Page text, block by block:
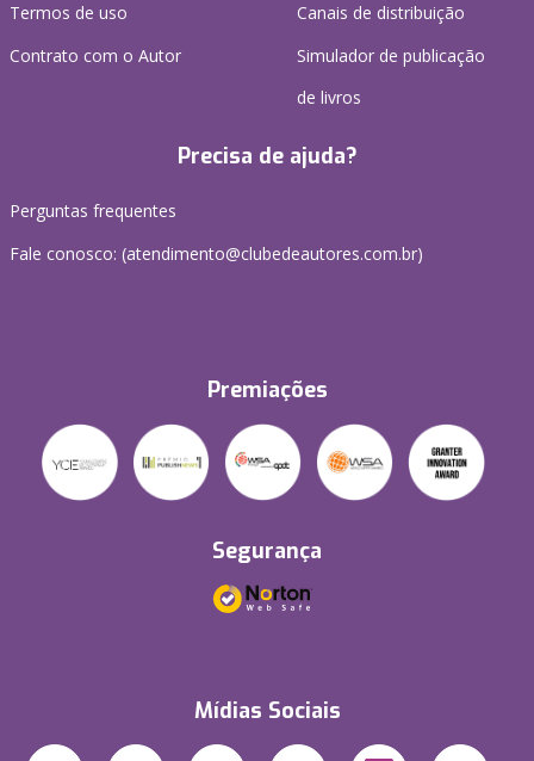
Termos de uso
Contrato com o Autor
Canais de distribuição
Simulador de publicação
de livros
Precisa de ajuda?
Perguntas frequentes
Fale conosco: (atendimento@clubedeautores.com.br)
Premiações
Segurança
Mídias Sociais